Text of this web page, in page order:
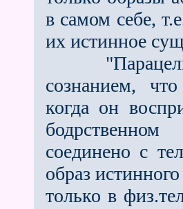
в самом себе,
их истинное
"Парацельс
сознанием,
когда он
соединено с
образ
только в